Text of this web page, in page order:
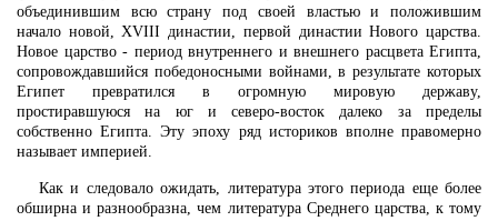
объединившим всю страну под своей властью и положившим
начало новой, XVIII династии, первой династии Нового царства.
Новое царство - период внутреннего и внешнего расцвета Египта,
сопровождавшийся победоносными войнами, в результате которых
Египет превратился в огромную мировую державу,
простиравшуюся на юг и северо-восток далеко за пределы
собственно Египта. Эту эпоху ряд историков вполне правомерно
называет империей.
Как и следовало ожидать, литература этого периода еще более
обширна и разнообразна, чем литература Среднего царства, к тому